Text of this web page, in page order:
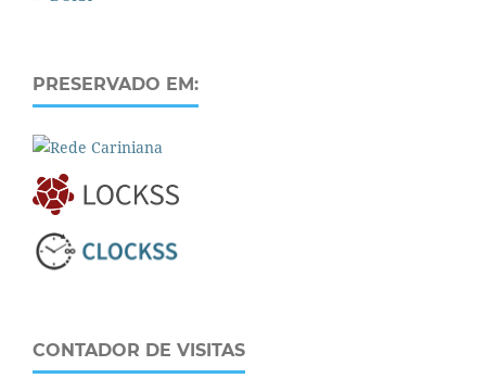
PRESERVADO EM:
CONTADOR DE VISITAS